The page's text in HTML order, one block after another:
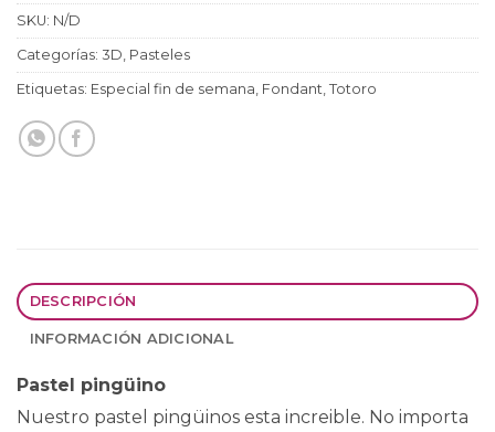
SKU: N/D
Categorías: 3D Pasteles
Etiquetas: Especial fin de semana Fondant Totoro
DESCRIPCIÓN
INFORMACIÓN ADICIONAL
Pastel pingüino
Nuestro pastel pingüinos esta increible. No importa